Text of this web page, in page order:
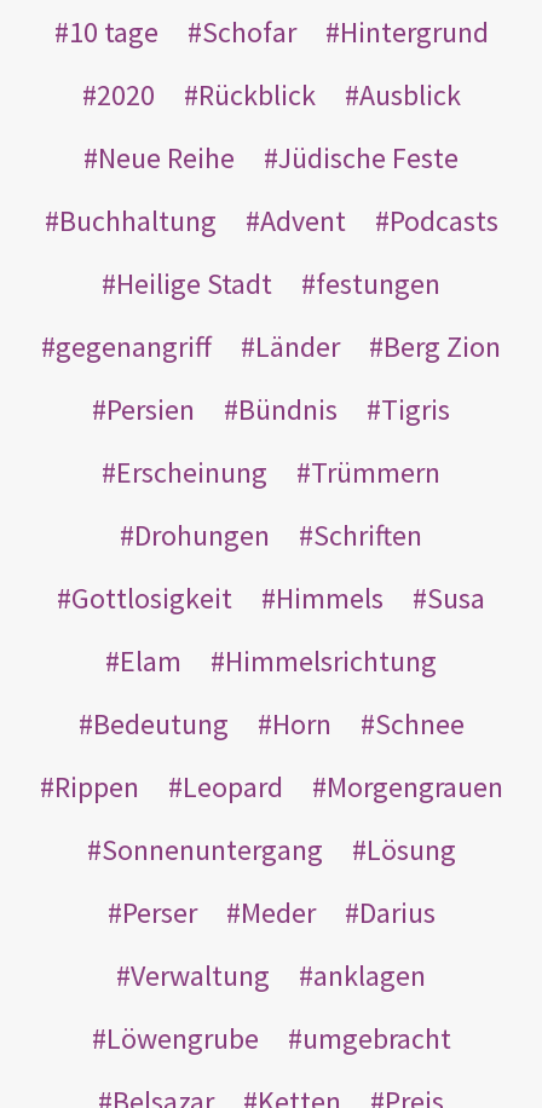
10 tage
Schofar
Hintergrund
2020
Rückblick
Ausblick
Neue Reihe
Jüdische Feste
Buchhaltung
Advent
Podcasts
Heilige Stadt
festungen
gegenangriff
Länder
Berg Zion
Persien
Bündnis
Tigris
Erscheinung
Trümmern
Drohungen
Schriften
Gottlosigkeit
Himmels
Susa
Elam
Himmelsrichtung
Bedeutung
Horn
Schnee
Rippen
Leopard
Morgengrauen
Sonnenuntergang
Lösung
Perser
Meder
Darius
Verwaltung
anklagen
Löwengrube
umgebracht